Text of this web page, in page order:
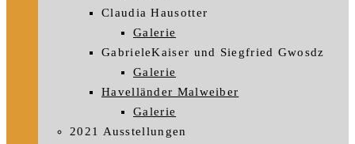
Claudia Hausotter
Galerie
GabrieleKaiser und Siegfried Gwosdz
Galerie
Havelländer Malweiber
Galerie
2021 Ausstellungen